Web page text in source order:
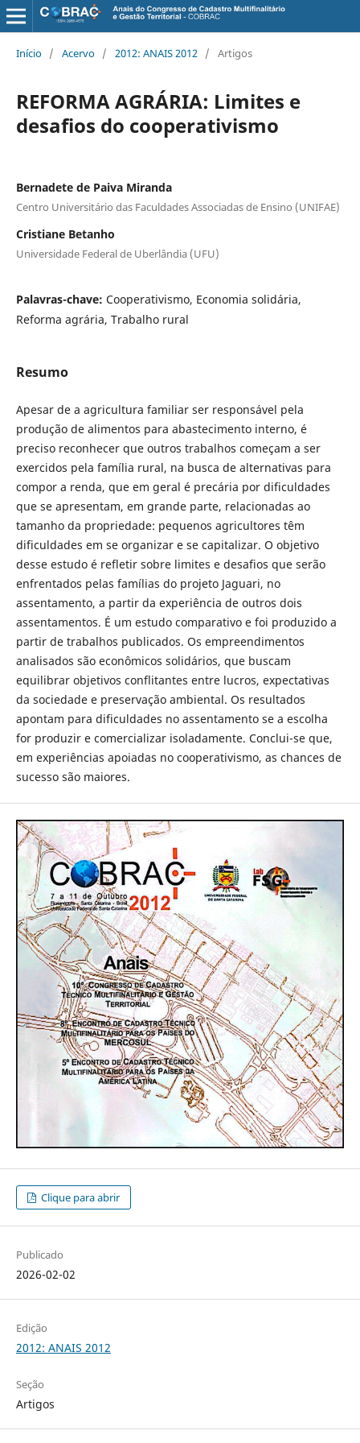
Início / Acervo / 2012: ANAIS 2012 / Artigos
REFORMA AGRÁRIA: Limites e
desafios do cooperativismo
Bernadete de Paiva Miranda
Centro Universitário das Faculdades Associadas de Ensino (UNIFAE)
Cristiane Betanho
Universidade Federal de Uberlândia (UFU)
Palavras-chave: Cooperativismo, Economia solidária,
Reforma agrária, Trabalho rural
Resumo
Apesar de a agricultura familiar ser responsável pela
produção de alimentos para abastecimento interno, é
preciso reconhecer que outros trabalhos começam a ser
exercidos pela família rural, na busca de alternativas para
compor a renda, que em geral é precária por dificuldades
que se apresentam, em grande parte, relacionadas ao
tamanho da propriedade: pequenos agricultores têm
dificuldades em se organizar e se capitalizar. O objetivo
desse estudo é refletir sobre limites e desafios que serão
enfrentados pelas famílias do projeto Jaguari, no
assentamento, a partir da experiência de outros dois
assentamentos. É um estudo comparativo e foi produzido a
partir de trabalhos publicados. Os empreendimentos
analisados são econômicos solidários, que buscam
equilibrar objetivos conflitantes entre lucros, expectativas
da sociedade e preservação ambiental. Os resultados
apontam para dificuldades no assentamento se a escolha
for produzir e comercializar isoladamente. Conclui-se que,
em experiências apoiadas no cooperativismo, as chances de
sucesso são maiores.
Clique para abrir
Publicado
2026-02-02
Edição
2012: ANAIS 2012
Seção
Artigos